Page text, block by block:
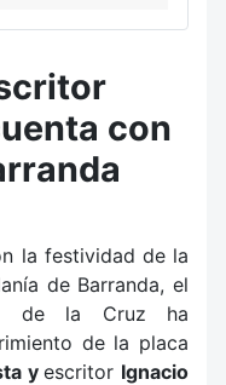
con
la festividad de la
de Barranda, el
de la Cruz ha
de la placa
yescritor Ignacio